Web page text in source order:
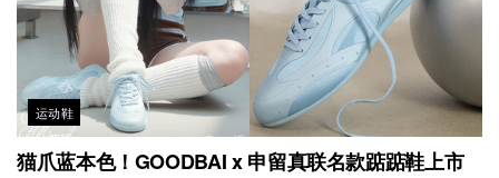
运动鞋
猫爪蓝本色！GOODBAI x 申留真联名款踮踮鞋上市